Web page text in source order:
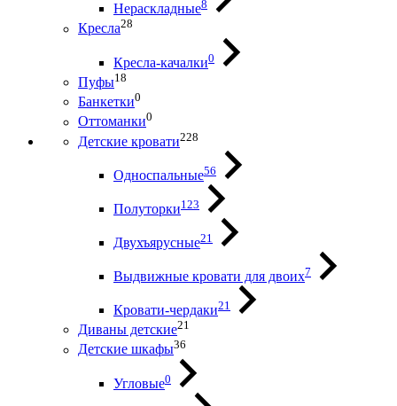
Нераскладные8
Кресла28
Кресла-качалки0
Пуфы18
Банкетки0
Оттоманки0
Детские кровати228
Односпальные56
Полуторки123
Двухъярусные21
Выдвижные кровати для двоих7
Кровати-чердаки21
Диваны детские21
Детские шкафы36
Угловые0